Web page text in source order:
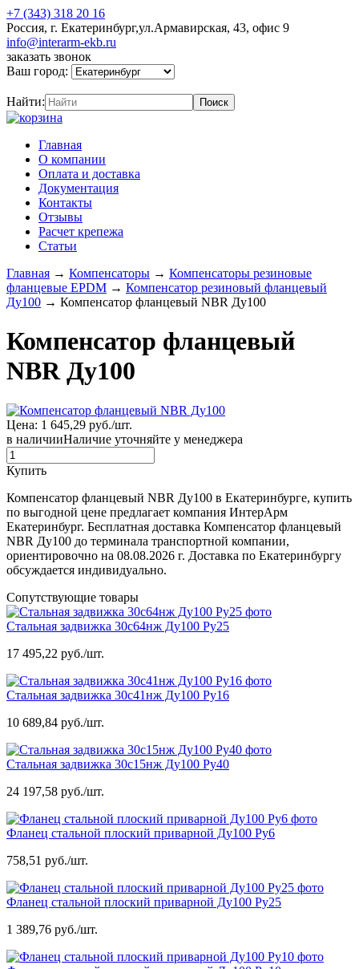
+7 (343) 318 20 16
Россия, г. Екатеринбург,ул.Армавирская, 43, офис 9
info@interarm-ekb.ru
заказать звонок
Ваш город:
Найти:
Главная
О компании
Оплата и доставка
Документация
Контакты
Отзывы
Расчет крепежа
Статьи
Главная → Компенсаторы → Компенсаторы резиновые
фланцевые EPDM → Компенсатор резиновый фланцевый
Ду100 → Компенсатор фланцевый NBR Ду100
Компенсатор фланцевый
NBR Ду100
Цена: 1 645,29 руб./шт.
в наличииНаличие уточняйте у менеджера
Купить
Компенсатор фланцевый NBR Ду100 в Екатеринбурге, купить
по выгодной цене предлагает компания ИнтерАрм
Екатеринбург. Бесплатная доставка Компенсатор фланцевый
NBR Ду100 до терминала транспортной компании,
ориентировочно на 08.08.2026 г. Доставка по Екатеринбургу
обсуждается индивидуально.
Сопутствующие товары
Стальная задвижка 30с64нж Ду100 Ру25
17 495,22 руб./шт.
Стальная задвижка 30с41нж Ду100 Ру16
10 689,84 руб./шт.
Стальная задвижка 30с15нж Ду100 Ру40
24 197,58 руб./шт.
Фланец стальной плоский приварной Ду100 Ру6
758,51 руб./шт.
Фланец стальной плоский приварной Ду100 Ру25
1 389,76 руб./шт.